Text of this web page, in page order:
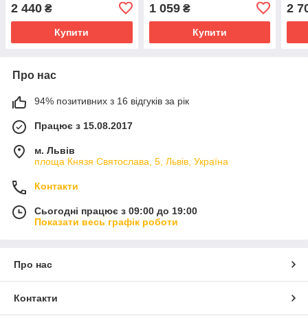
2 440 ₴
Купити
1 059₴
Купити
2
Про нас
94% позитивних з 16 відгуків за рік
Працює з 15.08.2017
м. Львів
площа Князя Святослава, 5, Львів, Україна
Контакти
Сьогодні працює з 09:00 до 19:00
Показати весь графік роботи
Про нас
Контакти